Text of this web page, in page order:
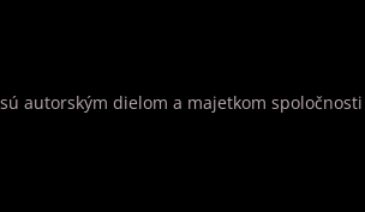
autorským dielom a majetkom spoločnosti